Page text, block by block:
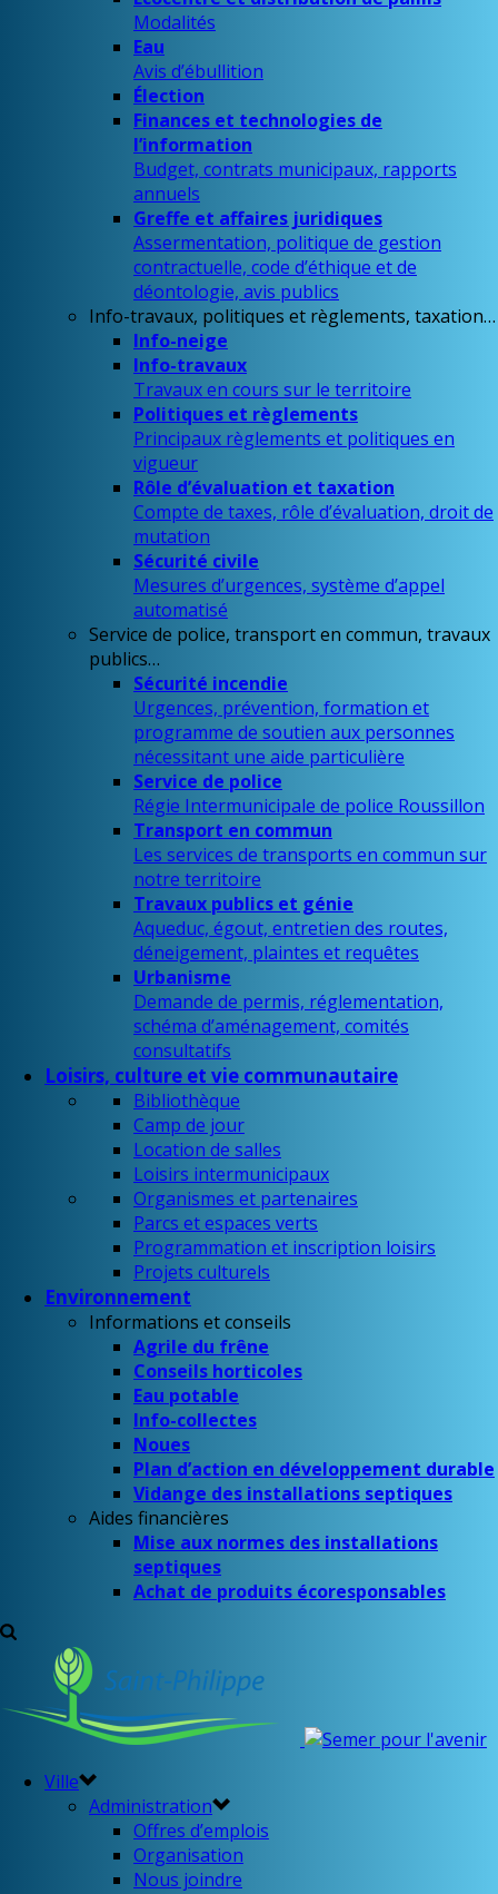
Modalités
Eau
Avis d’ébullition
Élection
Finances et technologies de
l’information
Budget, contrats municipaux, rapports
annuels
Greffe et affaires juridiques
Assermentation, politique de gestion
contractuelle, code d’éthique et de
déontologie, avis publics
Info-travaux, politiques et règlements, taxation…
Info-neige
Info-travaux
Travaux en cours sur le territoire
Politiques et règlements
Principaux règlements et politiques en
vigueur
Rôle d’évaluation et taxation
Compte de taxes, rôle d’évaluation, droit de
mutation
Sécurité civile
Mesures d’urgences, système d’appel
automatisé
Service de police, transport en commun, travaux
publics…
Sécurité incendie
Urgences, prévention, formation et
programme de soutien aux personnes
nécessitant une aide particulière
Service de police
Régie Intermunicipale de police Roussillon
Transport en commun
Les services de transports en commun sur
notre territoire
Travaux publics et génie
Aqueduc, égout, entretien des routes,
déneigement, plaintes et requêtes
Urbanisme
Demande de permis, réglementation,
schéma d’aménagement, comités
consultatifs
Loisirs, culture et vie communautaire
Bibliothèque
Camp de jour
Location de salles
Loisirs intermunicipaux
Organismes et partenaires
Parcs et espaces verts
Programmation et inscription loisirs
Projets culturels
Environnement
Informations et conseils
Agrile du frêne
Conseils horticoles
Eau potable
Info-collectes
Noues
Plan d’action en développement durable
Vidange des installations septiques
Aides financières
Mise aux normes des installations
septiques
Achat de produits écoresponsables
Ville
Administration
Offres d’emplois
Organisation
Nous joindre